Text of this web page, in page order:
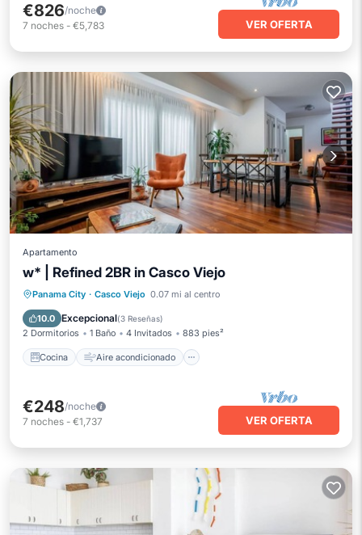
€826/noche
7 noches - €5,783 VER OFERTA
Apartamento
w* | Refined 2BR in Casco Viejo
Panama City · Casco Viejo 0.07 mi al centro
10.0 Excepcional(3 Reseñas)
2 Dormitorios 1 Baño 4 Invitados 883 pies²
Cocina Aire acondicionado
Cocina Aire acondicionado
Accesible en silla de ruedas
€248/noche
7 noches - €1,737 VER OFERTA